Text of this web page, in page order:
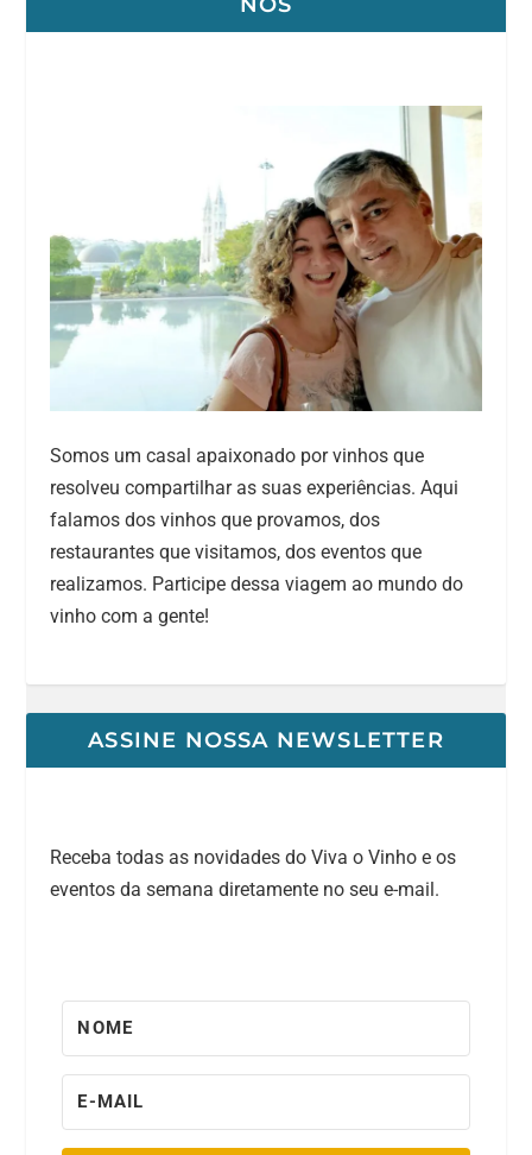
Somos um casal apaixonado por vinhos que
resolveu compartilhar as suas experiências. Aqui
falamos dos vinhos que provamos, dos
restaurantes que visitamos, dos eventos que
realizamos. Participe dessa viagem ao mundo do
vinho com a gente!
ASSINE NOSSA NEWSLETTER
Receba todas as novidades do Viva o Vinho e os
eventos da semana diretamente no seu e-mail.